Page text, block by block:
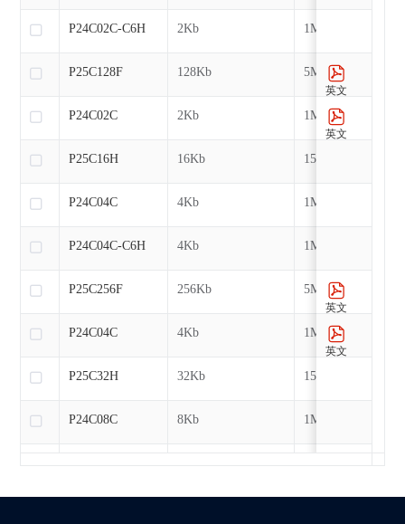
2Kb 1MHz
128Kb 5MHz
2Kb 1MHz
16Kb 15MHz
4Kb 1MHz
4Kb 1MHz
256Kb 5MHz
4Kb 1MHz
32Kb 15MHz
8Kb 1MHz
P24C02C-C6H
P25C128F
P24C02C
P25C16H
P24C04C
P24C04C-C6H
P25C256F
P24C04C
P25C32H
P24C08C
英文
英文
英文
英文